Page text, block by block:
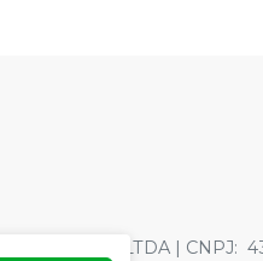
LTDA | CNPJ: